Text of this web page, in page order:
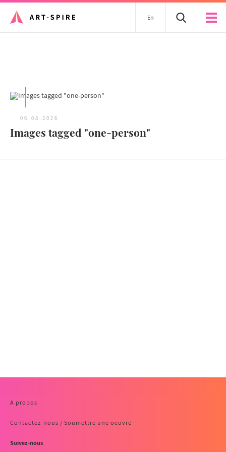
En
06.08.2026
Images tagged "one-person"
A propos
Contactez-nous / Soumettre une oeuvre
Suivez-nous